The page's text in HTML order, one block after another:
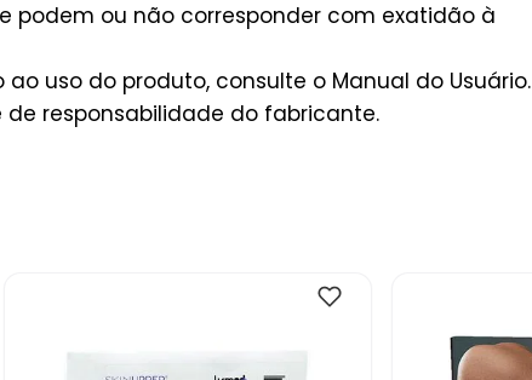
podem ou não corresponder com exatidão à
uso do produto, consulte o Manual do Usuário.
responsabilidade do fabricante.